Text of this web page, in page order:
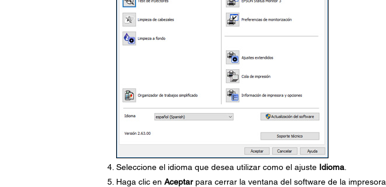
Seleccione el idioma que desea utilizar como el ajuste Idioma.
Haga clic en Aceptarpara cerrar la ventana del software de la impresora.